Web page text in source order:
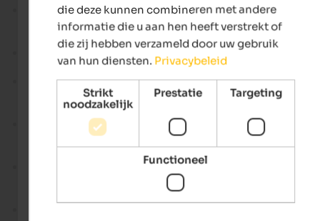
Radlsee- gemakkelijke wandeling vanaf het
bij Tils op de Pfeffersberg boven Brixen; het pad leidt naar
het meer in ongeveer twee en een half uur.
Kreuzwiesenhütte
- korte tocht vanuit Luson
veel alpine karakter.
Spingeser Alm en Stoanamandl- gemakkelijke
vanuit Spinga met 7,3 km en 1.021 hoogtemeters volgens
tourpagina.
Keschtnweg Velturno
- een goede keuze voor iedereen
wandelen en cultuur rond Velturno en
het klooster Säben
- panoramische huttentocht boven
, zeer geschikt voor een klassieke wandeldag met
alpien en bergachtig karakter.
die deze kunnen combineren met andere
informatie die u aan hen heeft verstrekt of
die zij hebben verzameld door uw gebruik
van hun diensten. Privacybeleid
Strikt
noodzakelijk
Prestatie Targeting
Functioneel